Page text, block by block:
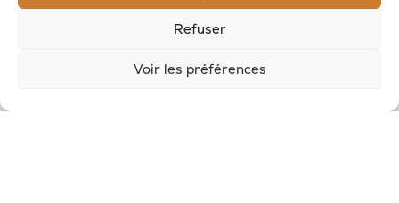
Refuser
Voir les préférences
Inscrivez-vous à notre newsletter pour